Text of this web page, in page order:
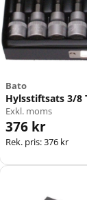
Bato
Hylsstiftsats 3/8
Exkl. moms
376 kr
Rek. pris:376 kr